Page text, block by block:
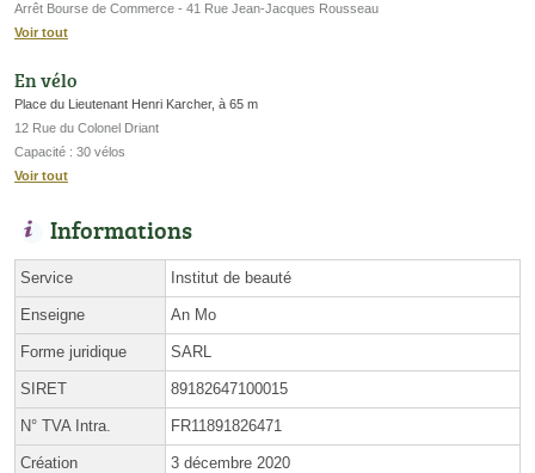
Arrêt Bourse de Commerce - 41 Rue Jean-Jacques Rousseau
Voir tout
En vélo
Place du Lieutenant Henri Karcher, à 65 m
12 Rue du Colonel Driant
Capacité : 30 vélos
Voir tout
Informations
Service Institut de beauté
Enseigne An Mo
Forme juridique SARL
SIRET 89182647100015
N° TVA Intra. FR11891826471
Création 3 décembre 2020